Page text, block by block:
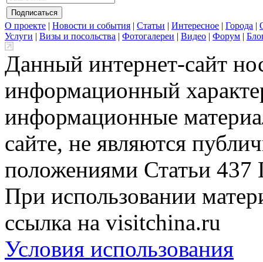
О проекте | Новости и события | Статьи | Интересное | Города |
Услуги | Визы и посольства | Фотогалереи | Видео | Форум |
Данный интернет-сайт
информационный
информационные
сайте, не являются
положениями Статьи 437
При использовании
ссылка на visitchina.ru
Условия использования